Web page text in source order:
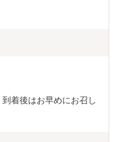
着後はお早めにお召し